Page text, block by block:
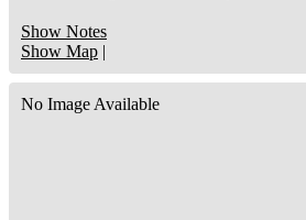
Show Notes
Show Map |
No Image Available